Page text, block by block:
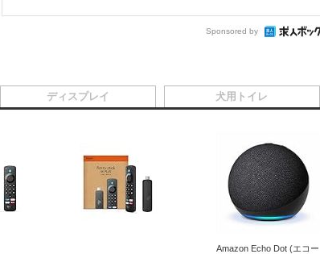
Sponsored by
Amazon Echo Dot (エコー
ディスプレイ 犬用トイレ